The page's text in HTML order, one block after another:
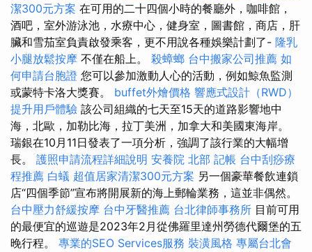
潔300元方案 在可用的二十四個小時的餐廳外，咖啡館，
酒吧，室外游泳池，水療中心，健身室，圖書館，商店，肝
臟和雪茄室負責啟發乘客，更不用說各種娛樂計劃了- 隆乳
小腿放鬆按摩 不僅在船上。 殺蟑螂 台中搬家公司推薦 如
何申請台胞證 您可以參加激動人心的活動，例如鯨魚監測
或蒙特卡洛大獎賽。 buffet外燴價格 響應式設計（RWD）
提升用戶體驗 該公司組織的七天至15天的道路影響地中
海，北歐，加勒比海，拉丁美洲，加拿大和美國東海岸。
瑞銀在10月11日發表了一項分析，強調了該行業的大幅增
長。 護照申請流程詳細說明 安養院 北部 記帳 台中刮痧療
程推薦 白蟻 超值居家清潔300元方案 另一個豪華餐飲連鎖
店“四個季節”宣布將開展新的海上郵輪業務，這並非偶然。
台中壓力舒緩按摩 台中牙醫推薦 台北律師事務所 目前可用
的最便宜的巡遊是2023年2月從佛羅里達州勞德代爾堡的五
晚行程。 專業的SEO Services服務 裝潢風格 專屬台北會